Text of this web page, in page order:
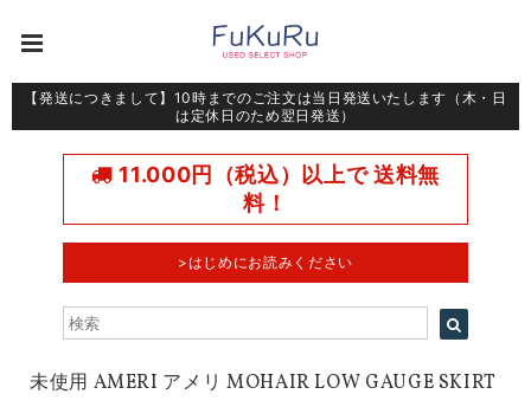
【発送につきまして】10時までのご注文は当日発送いたします（木・日
は定休日のため翌日発送）
11.000円（税込）以上で 送料無
料！
>はじめにお読みください
未使用 AMERI アメリ MOHAIR LOW GAUGE SKIRT